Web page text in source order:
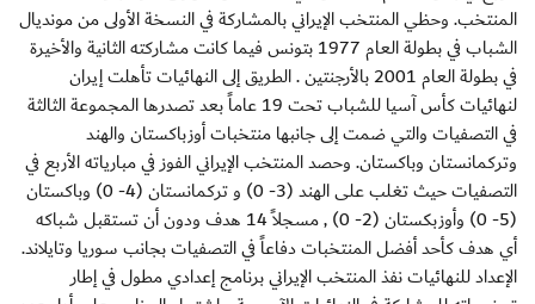
المنتخب. وحظي المنتخب الإيراني بالمشاركة في النسخة الأولى من مونديال
الشباب في بطولة العام 1977 بتونس فيما كانت مشاركته الثانية والأخيرة
في بطولة العام 2001 بالأرجنتين . الطريق إلى النهائيات تأهلت إيران
لنهائيات كأس آسيا للشباب تحت 19 عاماً بعد تصدرها المجموعة الثالثة
في التصفيات والتي ضمت إلى جانبها منتخبات أوزباكستان والهند
وتركمانستان وباكستان. وحصد المنتخب الإيراني الفوز في مبارياته الأربع في
التصفيات حيث تغلب على الهند (3- 0) و تركمانستان (4- 0) وباكستان
(5- 0) وأوزبكستان (2- 0) , مسجلاً 14 هدف ودون أن تستقبل شباكه
أي هدف كأحد أفضل المنتخبات دفاعاً في التصفيات بجانب سوريا وتايلاند.
الإعداد للنهائيات نفذ المنتخب الإيراني برنامج إعدادي مطول في إطار